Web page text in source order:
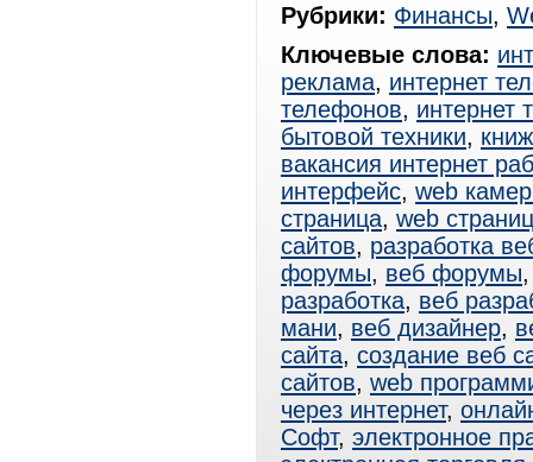
Рубрики: Финансы,
Ключевые слова:
реклама, интернет
телефонов, интернет
бытовой техники,
вакансия интернет
интерфейс, web
страница, web
сайтов, разработка
форумы, веб форумы
разработка, веб
мани, веб дизайнер,
сайта, создание веб
сайтов, web
через интернет,
Софт, электронное